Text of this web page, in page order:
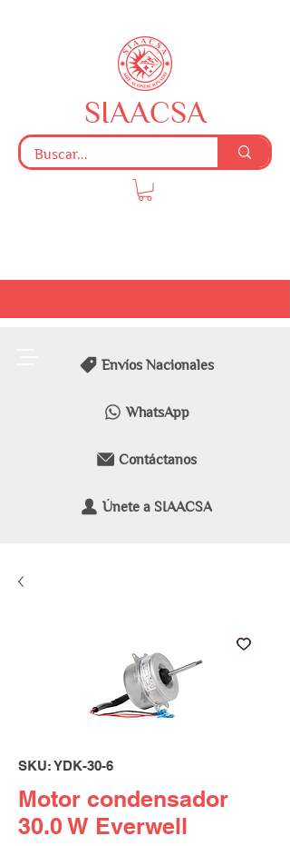
Envíos Nacionales
WhatsApp
Contáctanos
Únete a SIAACSA
SIAACSA
SKU: YDK-30-6
Motor condensador
30.0 W Everwell